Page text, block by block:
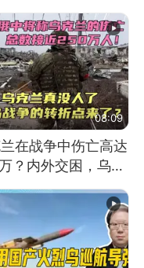
是在"拆台"
08:09
在战争中伤亡高达
？内外交困，乌克